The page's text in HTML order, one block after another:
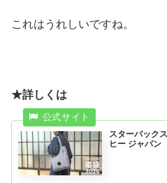
これはうれしいですね。
★詳しくは
スターバック
ヒー ジャパン